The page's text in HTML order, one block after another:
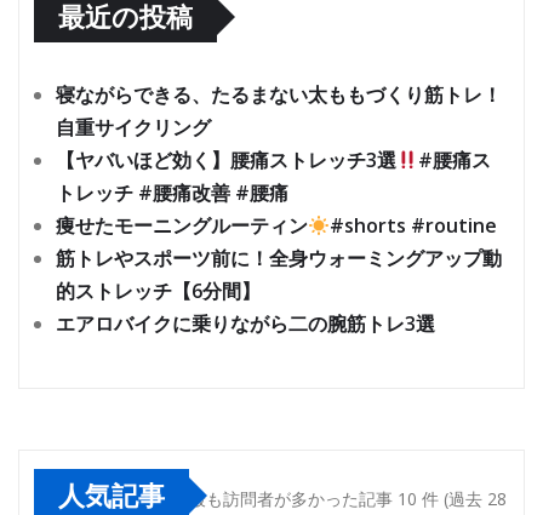
最近の投稿
寝ながらできる、たるまない太ももづくり筋トレ！
自重サイクリング
【ヤバいほど効く】腰痛ストレッチ3選
#腰痛ス
トレッチ #腰痛改善 #腰痛
痩せたモーニングルーティン
#shorts #routine
筋トレやスポーツ前に！全身ウォーミングアップ動
的ストレッチ【6分間】
エアロバイクに乗りながら二の腕筋トレ3選
人気記事 最も訪問者が多かった記事 10 件 (過去 28